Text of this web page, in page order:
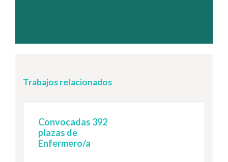
Trabajos relacionados
Convocadas 392
plazas de
Enfermero/a